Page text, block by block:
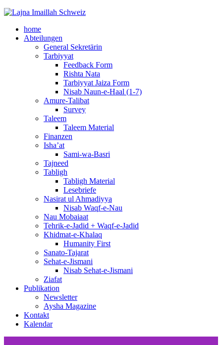
home
Abteilungen
General Sekretärin
Tarbiyyat
Feedback Form
Rishta Nata
Tarbiyyat Jaiza Form
Nisab Naun-e-Haal (1-7)
Amure-Talibat
Survey
Taleem
Taleem Material
Finanzen
Isha’at
Sami-wa-Basri
Tajneed
Tabligh
Tabligh Material
Lesebriefe
Nasirat ul Ahmadiyya
Nisab Waqf-e-Nau
Nau Mobaiaat
Tehrik-e-Jadid + Waqf-e-Jadid
Khidmat-e-Khalaq
Humanity First
Sanato-Tajarat
Sehat-e-Jismani
Nisab Sehat-e-Jismani
Ziafat
Publikation
Newsletter
Aysha Magazine
Kontakt
Kalendar